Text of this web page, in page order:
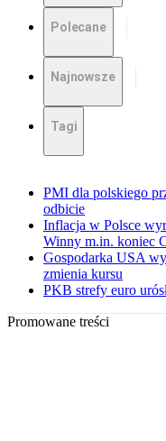
Polecane
Najnowsze
Tagi
PMI dla polskiego
odbicie
Inflacja w Polsce
Winny m.in. koniec
Gospodarka USA
zmienia kursu
PKB strefy euro
Promowane treści